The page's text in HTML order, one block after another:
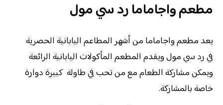
مطعم واجاماما رد سي مول
يعد مطعم واجاماما من أشهر المطاعم اليابانية الحصرية
في رد سي مول ويقدم المطعم المأكولات اليابانية الرائعة
ويمكن مشاركة الطعام مع من تحب في طاولة كبيرة دوارة
خاصة بالمشاركة.